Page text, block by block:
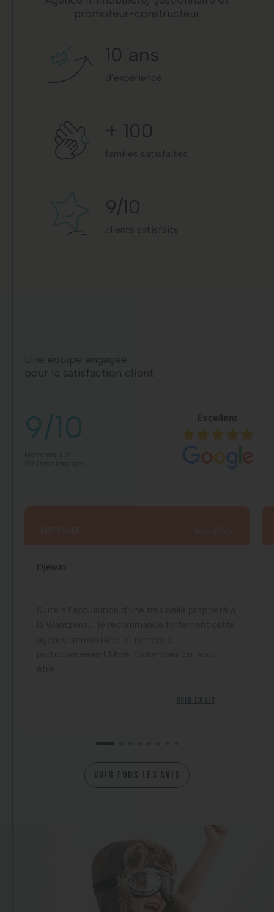
promoteur-constructeur
10 ans
d’expérience
+ 100
familles satisfaites
9/10
clients satisfaits
Une équipe engagée
pour la satisfaction client
9/10
Djewax
Voir l'avis
VOIR TOUS LES AVIS